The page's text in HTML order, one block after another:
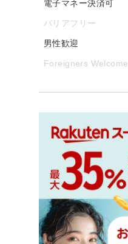
電子マネー決済可
バリアフリー
男性歓迎
Foreigners Welcome